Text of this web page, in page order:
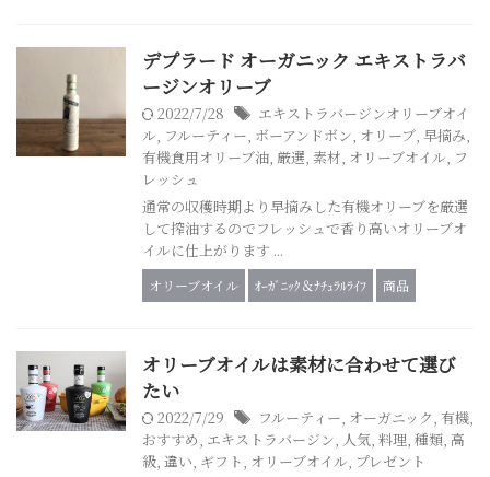
デプラード オーガニック エキストラバ
ージンオリーブ
2022/7/28
エキストラバージンオリーブオイ
ル, フルーティー, ボーアンドボン, オリーブ, 早摘み,
有機食用オリーブ油, 厳選, 素材, オリーブオイル, フ
レッシュ
通常の収穫時期より早摘みした有機オリーブを厳選
して搾油するのでフレッシュで香り高いオリーブオ
イルに仕上がります ...
オリーブオイル ｵｰｶﾞﾆｯｸ＆ﾅﾁｭﾗﾙﾗｲﾌ 商品
オリーブオイルは素材に合わせて選び
たい
2022/7/29 フルーティー, オーガニック, 有機,
おすすめ, エキストラバージン, 人気, 料理, 種類, 高
級, 違い, ギフト, オリーブオイル, プレゼント